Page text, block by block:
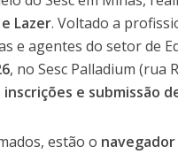
Lazer. Voltado a
e agentes do setor de
, no Sesc Palladium (rua
e submissão
estão o